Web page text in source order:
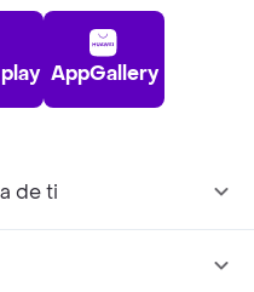
AppGallery
de ti